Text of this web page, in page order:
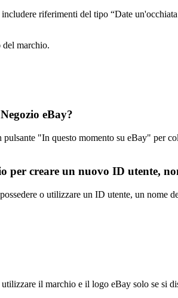
riferimenti del tipo “Date
marchio.
eBay?
"In questo momento su eBay" per
creare un nuovo ID utente,
o utilizzare un ID utente, un nome
il marchio e il logo eBay solo se si